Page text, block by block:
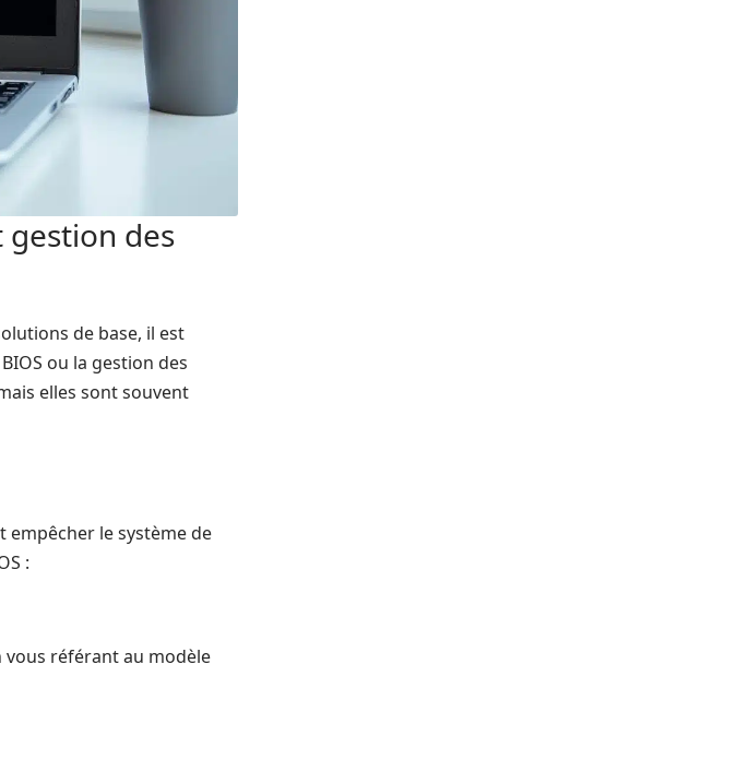
gestion des
de base, il est
ou la gestion des
elles sont souvent
empêcher le système de
:
vous référant au modèle